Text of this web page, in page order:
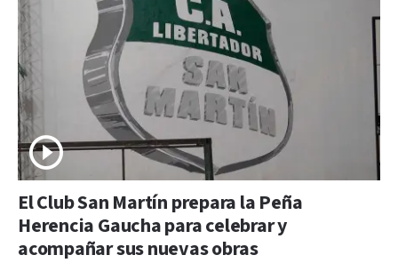
El Club San Martín prepara la Peña
Herencia Gaucha para celebrar y
acompañar sus nuevas obras